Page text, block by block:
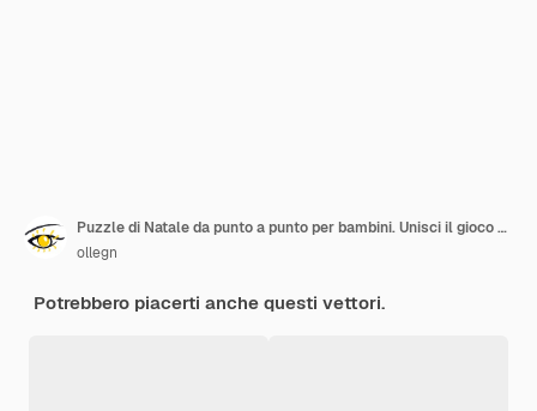
Puzzle di Natale da punto a punto per bambini. Unisci il gioco dei punti. Illustrazione vettoriale di animali di Natale
ollegn
Potrebbero piacerti anche questi vettori.